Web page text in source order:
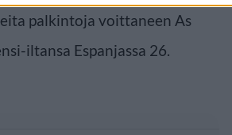
palkintoja voittaneen As
iltansa Espanjassa 26.